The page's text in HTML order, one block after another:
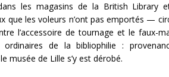
les magasins de la British Library
que les voleurs n’ont pas emportés —
l’accessoire de tournage et le faux-
de la bibliophilie :
musée de Lille s’y est dérobé.